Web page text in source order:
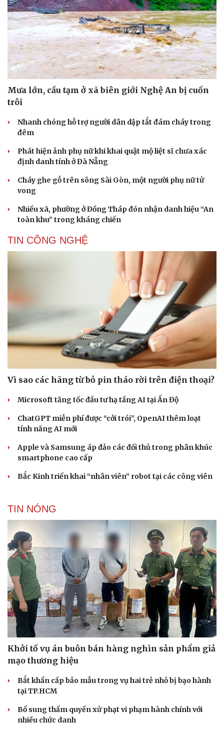
Cải chính
Mưa lớn, cầu tạm ở xã biên giới Nghệ An bị cuốn
trôi
Nhanh chóng hỗ trợ người dân dập tắt đám cháy trong
đêm
Phát hiện ảnh phụ nữ khi khai quật mộ liệt sĩ chưa xác
định danh tính ở Đà Nẵng
Cháy ghe gỗ trên sông Sài Gòn, một người phụ nữ tử
vong
Nhiều xã, phường ở Đồng Tháp đón nhận danh hiệu “An
toàn khu” trong kháng chiến
TIN CÔNG NGHỆ
Vì sao các hãng từ bỏ pin tháo rời trên điện thoại?
Microsoft tăng tốc đầu tư hạ tầng AI tại Ấn Độ
ChatGPT miễn phí được “cởi trói”, OpenAI thêm loạt
tính năng AI mới
Apple và Samsung áp đảo các đối thủ trong phân khúc
smartphone cao cấp
Bắc Kinh triển khai “nhân viên” robot tại các công viên
TIN NÓNG
Khởi tố vụ án buôn bán hàng nghìn sản phẩm giả
mạo thương hiệu
Bắt khẩn cấp bảo mẫu trong vụ hai trẻ nhỏ bị bạo hành
tại TP.HCM
Bổ sung thẩm quyền xử phạt vi phạm hành chính với
nhiều chức danh